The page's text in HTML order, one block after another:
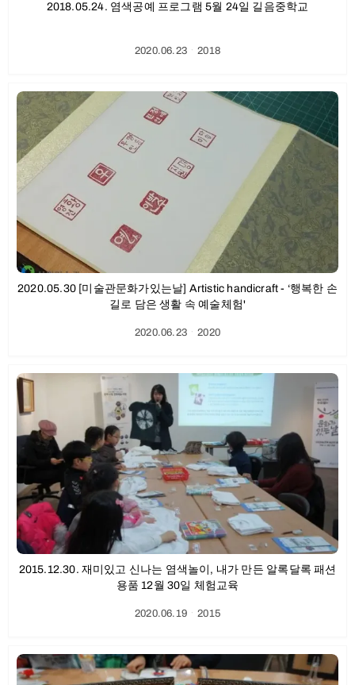
2018.05.24. 염색공예 프로그램 5월 24일 길음중학교
2020.06.23ㆍ2018
2020.05.30 [미술관문화가있는날] Artistic handicraft - ‘행복한 손
길로 담은 생활 속 예술체험'
2020.06.23ㆍ2020
2015.12.30. 재미있고 신나는 염색놀이, 내가 만든 알록달록 패션
용품 12월 30일 체험교육
2020.06.19ㆍ2015